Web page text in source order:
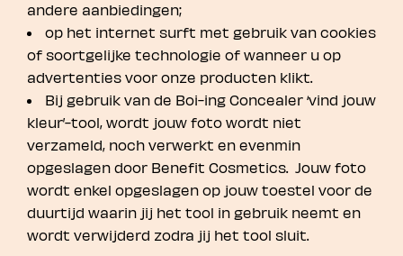
andere aanbiedingen;
op het internet surft met gebruik van cookies
of soortgelijke technologie of wanneer u op
advertenties voor onze producten klikt.
Bij gebruik van de Boi-ing Concealer ‘vind jouw
kleur’-tool, wordt jouw foto wordt niet
verzameld, noch verwerkt en evenmin
opgeslagen door Benefit Cosmetics. Jouw foto
wordt enkel opgeslagen op jouw toestel voor de
duurtijd waarin jij het tool in gebruik neemt en
wordt verwijderd zodra jij het tool sluit.